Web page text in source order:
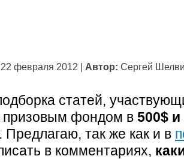
22 февраля 2012 | Автор: Сергей
статей,
призовым фондом в 500$
. Предлагаю, так же как и в
в комментариях,